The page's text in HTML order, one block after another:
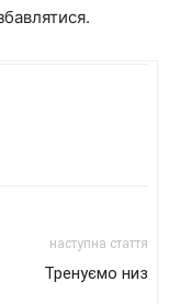
наступна стаття
Тренуємо низ